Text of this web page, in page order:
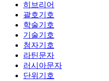
히브리어
괄호기호
학술기호
기술기호
첨자기호
라틴문자
러시아문자
단위기호